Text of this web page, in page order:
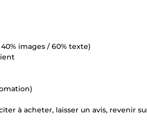
images / 60% texte)
à acheter, laisser un avis, revenir